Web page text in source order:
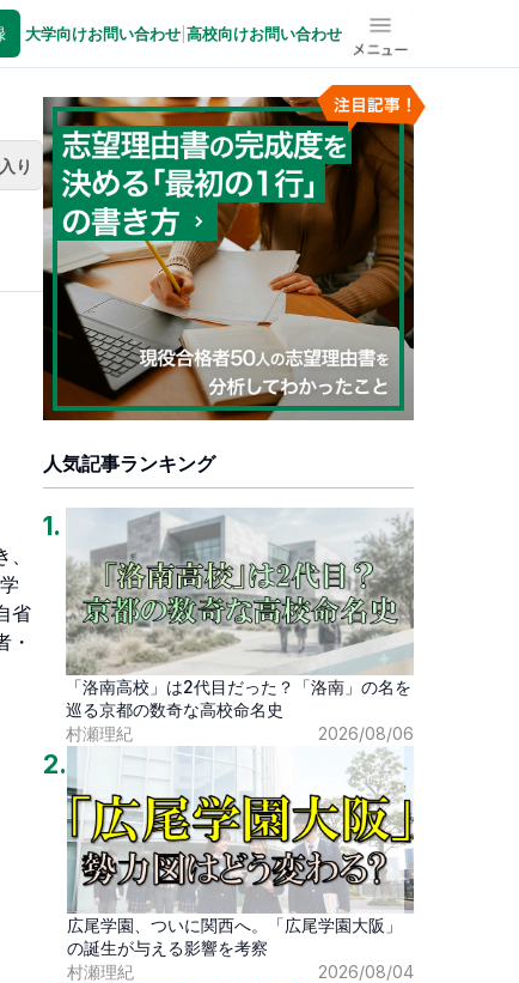
大学向けお問い合わせ 高校向けお問い合わせ メニュー
り
省
・
人気記事ランキング
1.
「洛南高校」は2代目だった？「洛南」の名を
巡る京都の数奇な高校命名史
村瀬理紀
2026/08/06
2.
広尾学園、ついに関西へ。「広尾学園大阪」
の誕生が与える影響を考察
村瀬理紀
2026/08/04